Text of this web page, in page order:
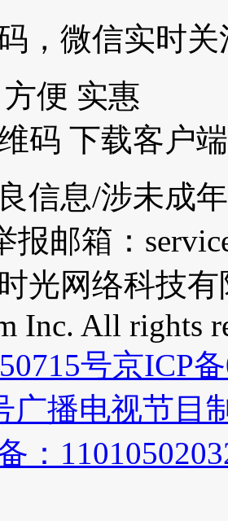
，微信实时
便 实惠
码 下载客户端
信息/涉未成
报邮箱：
光网络科技有
Inc. All rights
号京ICP
广播电视节目
：